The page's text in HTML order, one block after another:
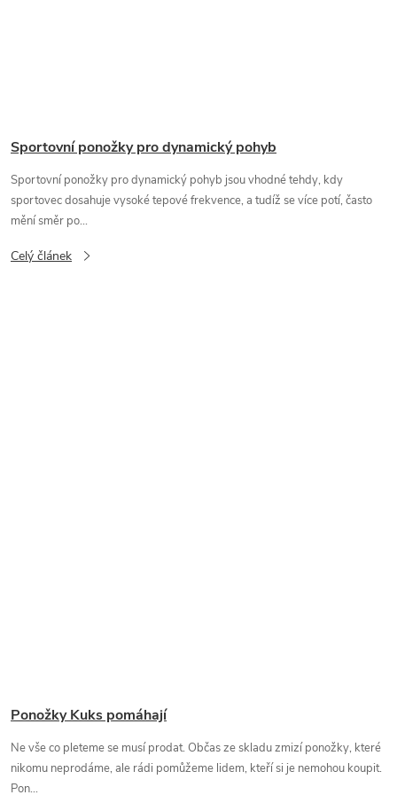
Sportovní ponožky pro dynamický pohyb
Sportovní ponožky pro dynamický pohyb jsou vhodné tehdy, kdy
sportovec dosahuje vysoké tepové frekvence, a tudíž se více potí, často
mění směr po...
Celý článek
Ponožky Kuks pomáhají
Ne vše co pleteme se musí prodat. Občas ze skladu zmizí ponožky, které
nikomu neprodáme, ale rádi pomůžeme lidem, kteří si je nemohou koupit.
Pon...